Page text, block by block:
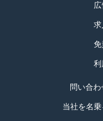
求
利
問い合
当社を名